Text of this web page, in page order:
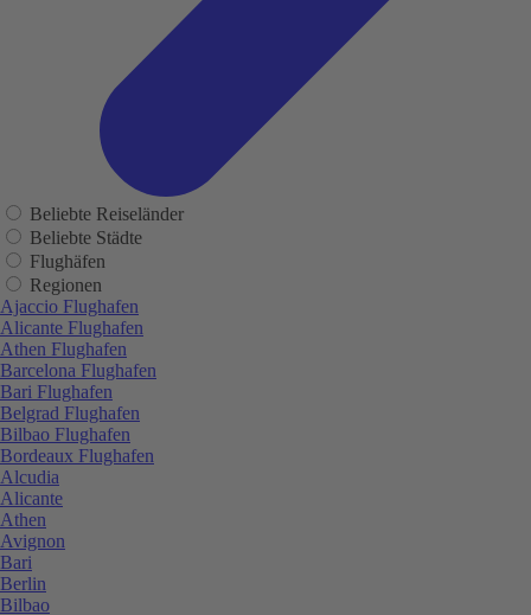
Beliebte Reiseländer
Beliebte Städte
Flughäfen
Regionen
Ajaccio Flughafen
Alicante Flughafen
Athen Flughafen
Barcelona Flughafen
Bari Flughafen
Belgrad Flughafen
Bilbao Flughafen
Bordeaux Flughafen
Alcudia
Alicante
Athen
Avignon
Bari
Berlin
Bilbao